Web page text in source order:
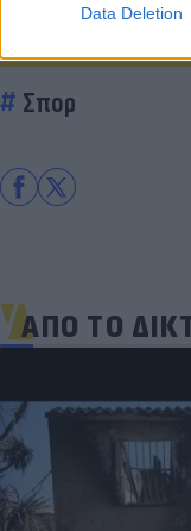
Data Deletion
Διάβασε
Σπορ
ΑΠΟ ΤΟ